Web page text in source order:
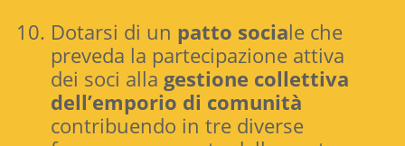
Dotarsi di un patto sociale che
preveda la partecipazione attiva
dei soci alla gestione collettiva
dell’emporio di comunità
contribuendo in tre diverse